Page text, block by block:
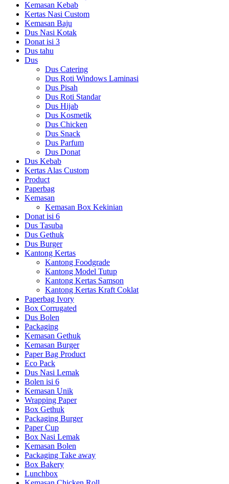
Kemasan Kebab
Kertas Nasi Custom
Kemasan Baju
Dus Nasi Kotak
Donat isi 3
Dus tahu
Dus
Dus Catering
Dus Roti Windows Laminasi
Dus Pisah
Dus Roti Standar
Dus Hijab
Dus Kosmetik
Dus Chicken
Dus Snack
Dus Parfum
Dus Donat
Dus Kebab
Kertas Alas Custom
Product
Paperbag
Kemasan
Kemasan Box Kekinian
Donat isi 6
Dus Tasuba
Dus Gethuk
Dus Burger
Kantong Kertas
Kantong Foodgrade
Kantong Model Tutup
Kantong Kertas Samson
Kantong Kertas Kraft Coklat
Paperbag Ivory
Box Corrugated
Dus Bolen
Packaging
Kemasan Gethuk
Kemasan Burger
Paper Bag Product
Eco Pack
Dus Nasi Lemak
Bolen isi 6
Kemasan Unik
Wrapping Paper
Box Gethuk
Packaging Burger
Paper Cup
Box Nasi Lemak
Kemasan Bolen
Packaging Take away
Box Bakery
Lunchbox